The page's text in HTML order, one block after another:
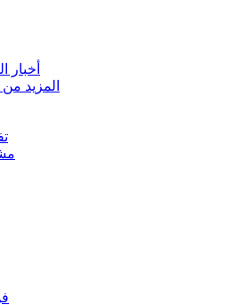
أخبار
المزيد من